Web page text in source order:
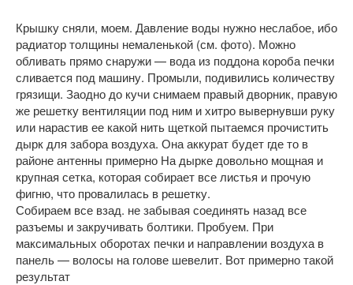
Крышку сняли, моем. Давление воды нужно неслабое, ибо
радиатор толщины немаленькой (см. фото). Можно
обливать прямо снаружи — вода из поддона короба печки
сливается под машину. Промыли, подивились количеству
грязищи. Заодно до кучи снимаем правый дворник, правую
же решетку вентиляции под ним и хитро вывернувши руку
или нарастив ее какой нить щеткой пытаемся прочистить
дырк для забора воздуха. Она аккурат будет где то в
районе антенны примерно На дырке довольно мощная и
крупная сетка, которая собирает все листья и прочую
фигню, что провалилась в решетку.
Собираем все взад. не забывая соединять назад все
разъемы и закручивать болтики. Пробуем. При
максимальных оборотах печки и направлении воздуха в
панель — волосы на голове шевелит. Вот примерно такой
результат